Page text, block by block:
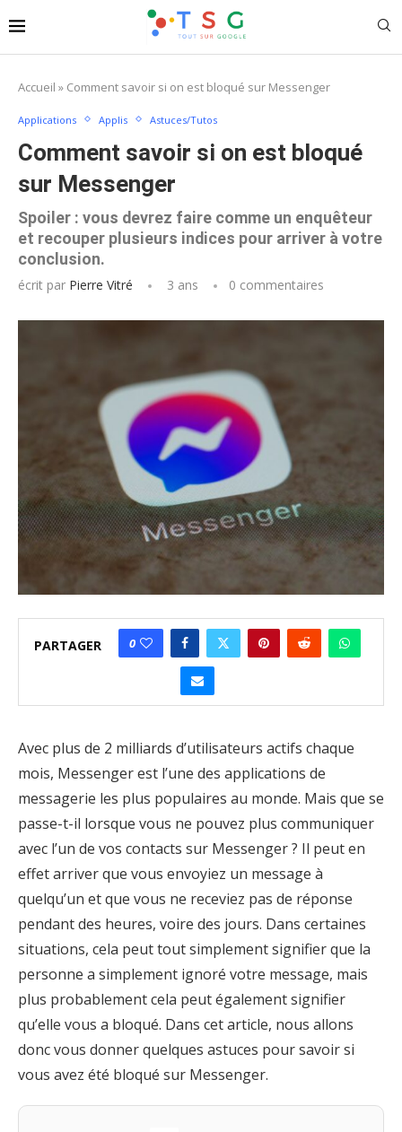
Accueil » Comment savoir si on est bloqué sur Messenger
Applications Applis Astuces/Tutos
Comment savoir si on est bloqué
sur Messenger
Spoiler : vous devrez faire comme un enquêteur
et recouper plusieurs indices pour arriver à votre
conclusion.
écrit par Pierre Vitré 3 ans 0 commentaires
PARTAGER 0
Avec plus de 2 milliards d’utilisateurs actifs chaque
mois, Messenger est l’une des applications de
messagerie les plus populaires au monde. Mais que se
passe-t-il lorsque vous ne pouvez plus communiquer
avec l’un de vos contacts sur Messenger ? Il peut en
effet arriver que vous envoyiez un message à
quelqu’un et que vous ne receviez pas de réponse
pendant des heures, voire des jours. Dans certaines
situations, cela peut tout simplement signifier que la
personne a simplement ignoré votre message, mais
plus probablement cela peut également signifier
qu’elle vous a bloqué. Dans cet article, nous allons
donc vous donner quelques astuces pour savoir si
vous avez été bloqué sur Messenger.